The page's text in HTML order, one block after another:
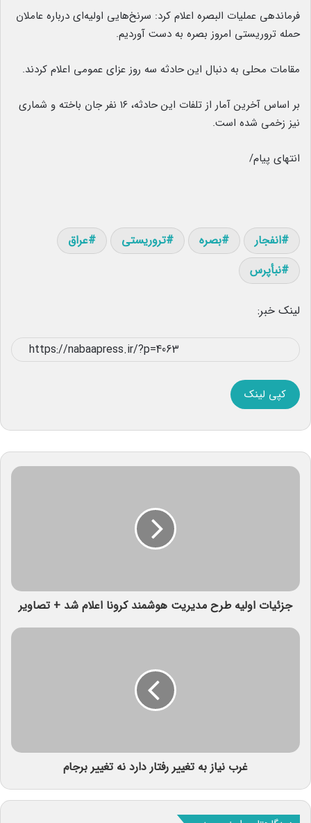
فرماندهی عملیات البصره اعلام کرد: سرنخ‌‌هایی اولیه‌ای درباره عاملان
حمله تروریستی امروز بصره به دست آوردیم.
مقامات محلی به دنبال این حادثه سه روز عزای عمومی اعلام کردند.
بر اساس آخرین آمار از تلفات این حادثه، ۱۶ نفر جان باخته و شماری
نیز زخمی شده‌ است.
انتهای پیام/
انفجار بصره تروریستی
عراق
نبأپرس
لینک خبر:
کپی لینک
جزئیات اولیه طرح مدیریت هوشمند کرونا اعلام شد + تصاویر
غرب نیاز به تغییر رفتار دارد نه تغییر برجام